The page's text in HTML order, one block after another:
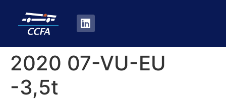
2020 07-VU-EU
-3,5t